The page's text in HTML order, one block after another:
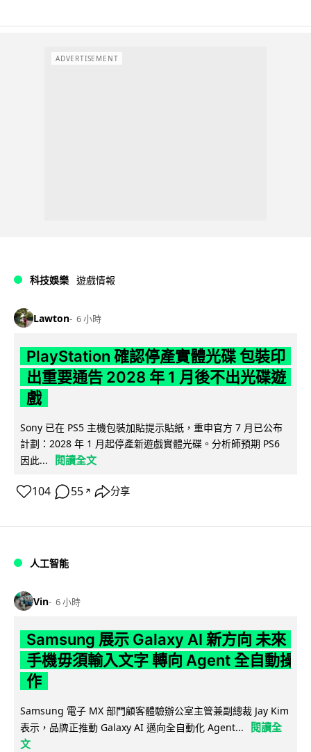
ADVERTISEMENT
科技娛樂 遊戲情報
Lawton 6 小時
PlayStation 確認停產實體光碟 包裝印
出重要通告 2028 年 1 月後不出光碟遊
戲
Sony 已在 PS5 主機包裝加貼提示貼紙，重申官方 7 月已公布
計劃：2028 年 1 月起停產新遊戲實體光碟。分析師預期 PS6
因此...
閱讀全文
104 55 ↗ 分享
人工智能
Vin 6 小時
Samsung 展示 Galaxy AI 新方向 未來
手機毋須輸入文字 轉向 Agent 全自動操
作
Samsung 電子 MX 部門顧客體驗辦公室主管兼副總裁 Jay Kim
表示，品牌正推動 Galaxy AI 邁向全自動化 Agent...
閱讀全
文